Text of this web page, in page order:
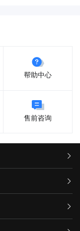
帮助中心
售前咨询